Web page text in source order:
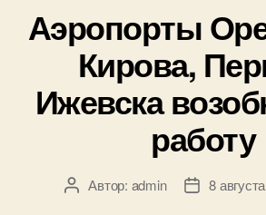
Аэропорты
Кирова,
Ижевска
работу
АвторАвтор: admin
Дата
8